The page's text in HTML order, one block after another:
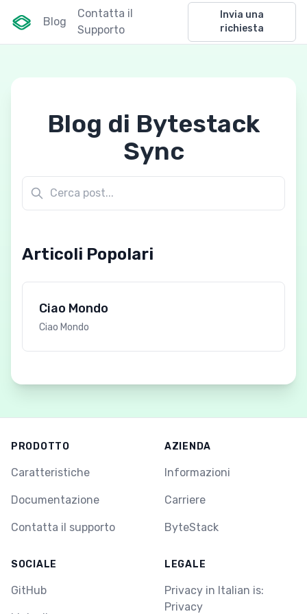
Blog
Contatta il
Supporto
Invia una
richiesta
Blog di Bytestack
Sync
Articoli Popolari
Ciao Mondo
Ciao Mondo
PRODOTTO
Caratteristiche
Documentazione
Contatta il supporto
AZIENDA
Informazioni
Carriere
ByteStack
SOCIALE
GitHub
LEGALE
Privacy in Italian is:
Privacy